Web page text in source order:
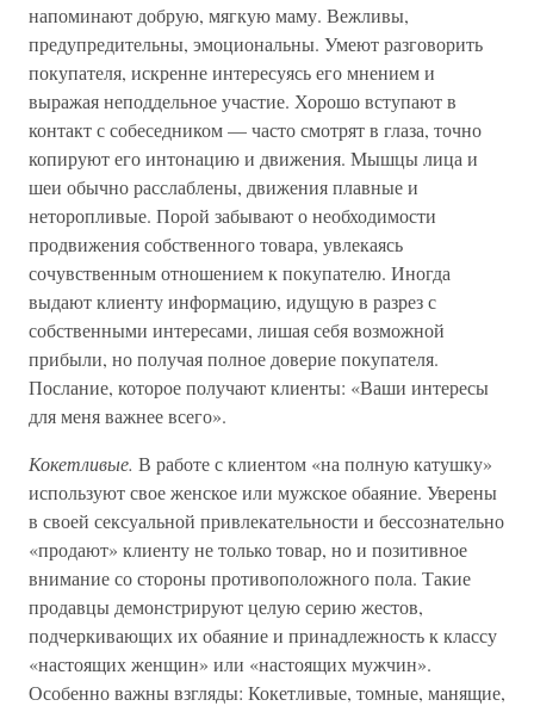
напоминают добрую, мягкую маму. Вежливы,
предупредительны, эмоциональны. Умеют разговорить
покупателя, искренне интересуясь его мнением и
выражая неподдельное участие. Хорошо вступают в
контакт с собеседником — часто смотрят в глаза, точно
копируют его интонацию и движения. Мышцы лица и
шеи обычно расслаблены, движения плавные и
неторопливые. Порой забывают о необходимости
продвижения собственного товара, увлекаясь
сочувственным отношением к покупателю. Иногда
выдают клиенту информацию, идущую в разрез с
собственными интересами, лишая себя возможной
прибыли, но получая полное доверие покупателя.
Послание, которое получают клиенты: «Ваши интересы
для меня важнее всего».
Кокетливые. В работе с клиентом «на полную катушку»
используют свое женское или мужское обаяние. Уверены
в своей сексуальной привлекательности и бессознательно
«продают» клиенту не только товар, но и позитивное
внимание со стороны противоположного пола. Такие
продавцы демонстрируют целую серию жестов,
подчеркивающих их обаяние и принадлежность к классу
«настоящих женщин» или «настоящих мужчин».
Особенно важны взгляды: Кокетливые, томные, манящие,